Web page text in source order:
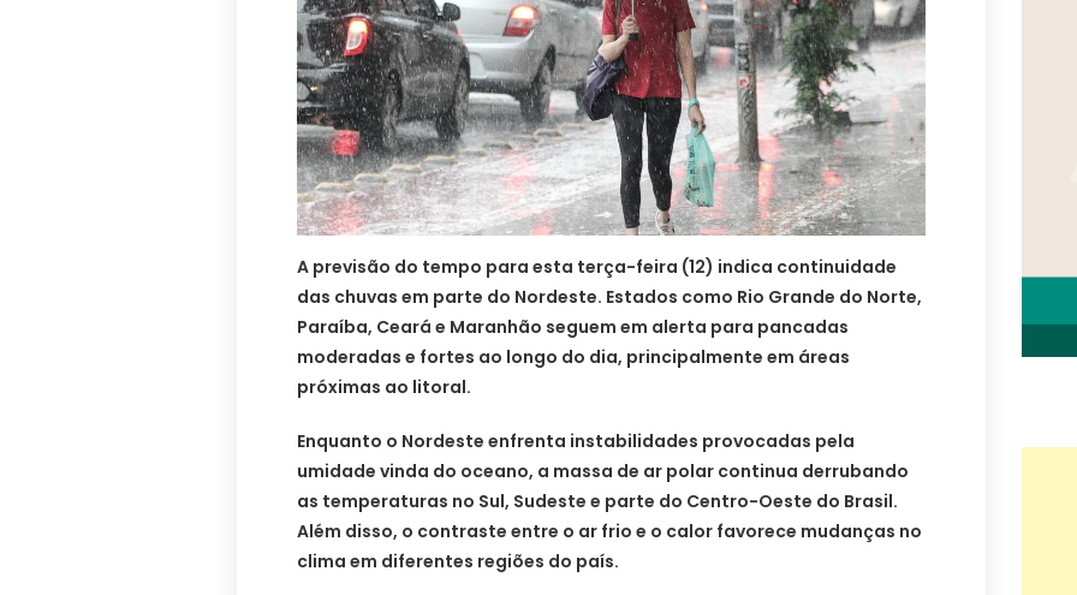
A previsão do tempo para esta terça-feira (12) indica continuidade
das chuvas em parte do Nordeste. Estados como Rio Grande do Norte,
Paraíba, Ceará e Maranhão seguem em alerta para pancadas
moderadas e fortes ao longo do dia, principalmente em áreas
próximas ao litoral.
Enquanto o Nordeste enfrenta instabilidades provocadas pela
umidade vinda do oceano, a massa de ar polar continua derrubando
as temperaturas no Sul, Sudeste e parte do Centro-Oeste do Brasil.
Além disso, o contraste entre o ar frio e o calor favorece mudanças no
clima em diferentes regiões do país.